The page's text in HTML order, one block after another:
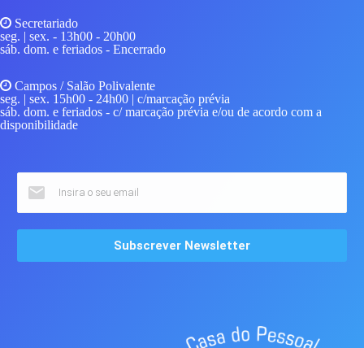
Secretariado
seg. | sex. - 13h00 - 20h00
sáb. dom. e feriados - Encerrado
Campos / Salão Polivalente
seg. | sex. 15h00 - 24h00 | c/marcação prévia
sáb. dom. e feriados - c/ marcação prévia e/ou de acordo com a
disponibilidade